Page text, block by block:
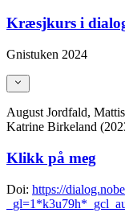
Kræsjkurs i
Gnistuken 2024
August Jordfald,
Katrine Birkeland
Klikk på meg
Doi: https://